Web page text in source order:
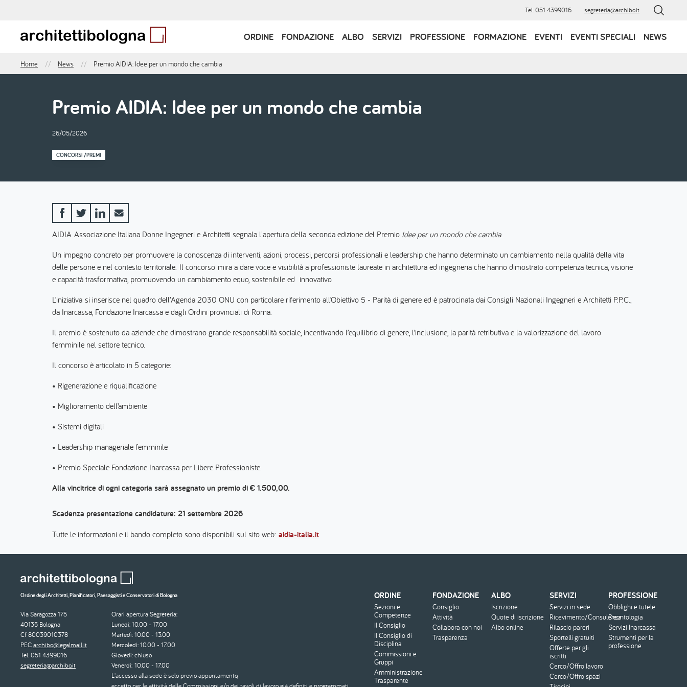
contenuto
principale
Tel. 051 4399016 segreteria@archibo.it
Navigazione
ORDINE FONDAZIONE ALBO SERVIZI PROFESSIONE FORMAZIONE EVENTI EVENTI SPECIALI NEWS
Briciole
Home News Premio AIDIA: Idee per un mondo che cambia
Premio AIDIA: Idee per un mondo che cambia
26/05/2026
CONCORSI /PREMI
AIDIA Associazione Italiana Donne Ingegneri e Architetti segnala l'apertura della seconda edizione del Premio Idee per un mondo che cambia.
Un impegno concreto per promuovere la conoscenza di interventi, azioni, processi, percorsi professionali e leadership che hanno determinato un cambiamento nella qualità della vita
delle persone e nel contesto territoriale. Il concorso mira a dare voce e visibilità a professioniste laureate in architettura ed ingegneria che hanno dimostrato competenza tecnica, visione
e capacità trasformativa, promuovendo un cambiamento equo, sostenibile ed innovativo.
L’iniziativa si inserisce nel quadro dell’Agenda 2030 ONU con particolare riferimento all’Obiettivo 5 - Parità di genere ed è patrocinata dai Consigli Nazionali Ingegneri e Architetti P.P.C.,
da Inarcassa, Fondazione Inarcassa e dagli Ordini provinciali di Roma.
Il premio è sostenuto da aziende che dimostrano grande responsabilità sociale, incentivando l’equilibrio di genere, l’inclusione, la parità retributiva e la valorizzazione del lavoro
femminile nel settore tecnico.
Il concorso è articolato in 5 categorie:
• Rigenerazione e riqualificazione
• Miglioramento dell’ambiente
• Sistemi digitali
• Leadership manageriale femminile
• Premio Speciale Fondazione Inarcassa per Libere Professioniste.
Alla vincitrice di ogni categoria sarà assegnato un premio di € 1.500,00.
Scadenza presentazione candidature: 21 settembre 2026
Tutte le informazioni e il bando completo sono disponibili sul sito web: aidia-italia.it
Ordine degli Architetti, Pianificatori, Paesaggisti e Conservatori di Bologna
Via Saragozza 175
40135 Bologna
Cf 80039010378
PECarchibo@legalmail.it
Tel. 051 4399016
segreteria@archibo.it
Orari apertura Segreteria:
Lunedì: 10.00 - 17.00
Martedì: 10.00 - 13.00
Mercoledì: 10.00 - 17.00
Giovedì: chiuso
Venerdì: 10.00 - 17.00
L'accesso alla sede è solo previo appuntamento,
Menu
footer
ORDINE
Sezioni e
Competenze
Il Consiglio
Il Consiglio di
Disciplina
Commissioni e
Gruppi
Amministrazione
Trasparente
FONDAZIONE
Consiglio
Attività
Collabora con noi
Trasparenza
ALBO
Iscrizione
Quote di iscrizione
Albo online
SERVIZI
Servizi in sede
Ricevimento/Consulenza
Rilascio pareri
Sportelli gratuiti
Offerte per gli
iscritti
Cerco/Offro lavoro
Cerco/Offro spazi
PROFESSIONE
Obblighi e tutele
Deontologia
Servizi Inarcassa
Strumenti per la
professione